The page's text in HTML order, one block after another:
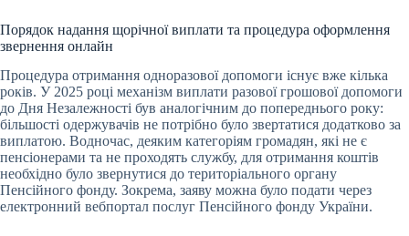
Порядок надання щорічної виплати та процедура оформлення
звернення онлайн
Процедура отримання одноразової допомоги існує вже кілька
років. У 2025 році механізм виплати разової грошової допомоги
до Дня Незалежності був аналогічним до попереднього року:
більшості одержувачів не потрібно було звертатися додатково за
виплатою. Водночас, деяким категоріям громадян, які не є
пенсіонерами та не проходять службу, для отримання коштів
необхідно було звернутися до територіального органу
Пенсійного фонду. Зокрема, заяву можна було подати через
електронний вебпортал послуг Пенсійного фонду України.